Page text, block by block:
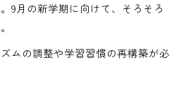
9月の新学期に向けて、そろそろ
ムの調整や学習習慣の再構築が必